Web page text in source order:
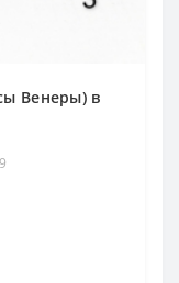
Венеры) в